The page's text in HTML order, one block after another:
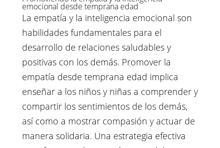
emocional desde temprana edad
La empatía y la inteligencia emocional son
habilidades fundamentales para el
desarrollo de relaciones saludables y
positivas con los demás. Promover la
empatía desde temprana edad implica
enseñar a los niños y niñas a comprender y
compartir los sentimientos de los demás,
así como a mostrar compasión y actuar de
manera solidaria. Una estrategia efectiva